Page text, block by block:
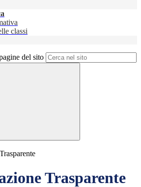
classi
del sito
Trasparente